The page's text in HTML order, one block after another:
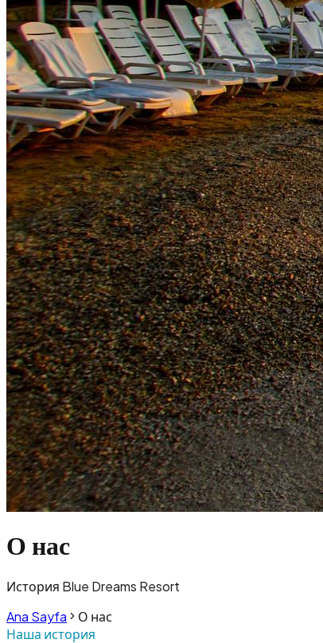
О нас
История Blue Dreams Resort
Ana Sayfa
О нас
Наша история